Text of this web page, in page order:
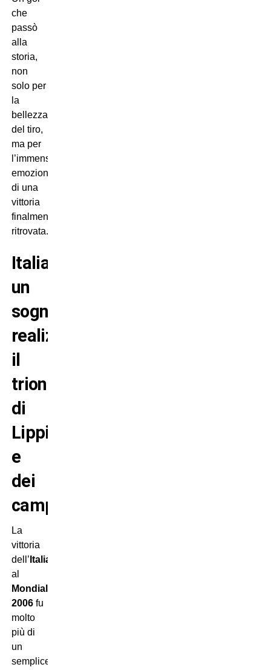
che
passò
alla
storia,
non
solo per
la
bellezza
del tiro,
ma per
l’immensa
emozione
di una
vittoria
finalmente
ritrovata.
Italia,
un
sogno
realizzato:
il
trionfo
di
Lippi
e
dei
campioni
La
vittoria
dell’ Italia
al
Mondiale
2006fu
molto
più di
un
semplice